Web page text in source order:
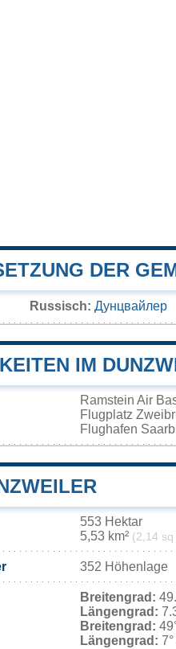
DER
Russisch: Дунцвайлер
IM
Ramstein Air
Flugplatz
Flughafen
553 Hektar
5,53 km² (2,14 sq
352 Höhenlage
Breitengrad:
Längengrad:
Breitengrad:
Längengrad: